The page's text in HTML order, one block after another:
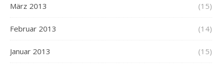
März 2013 (15)
Februar 2013 (14)
Januar 2013 (15)